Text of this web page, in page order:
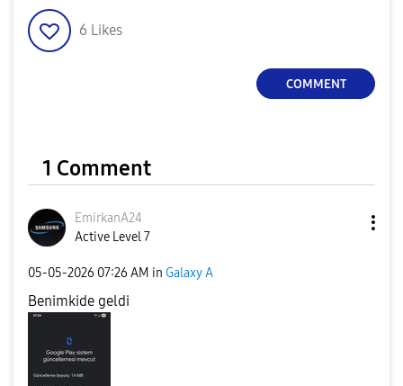
6 Likes
COMMENT
1 Comment
EmirkanA24
Active Level 7
‎05-05-2026 07:26 AM in Galaxy A
Benimkide geldi